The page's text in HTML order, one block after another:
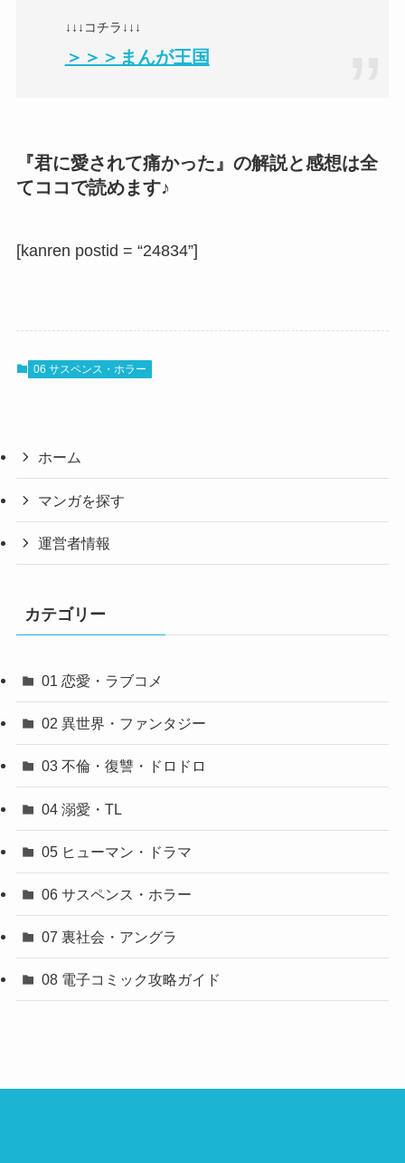
↓↓↓コチラ↓↓↓
＞＞＞まんが王国
『君に愛されて痛かった』の解説と感想は全
てココで読めます♪
[kanren postid = “24834”]
06 サスペンス・ホラー
ホーム
マンガを探す
運営者情報
カテゴリー
01 恋愛・ラブコメ
02 異世界・ファンタジー
03 不倫・復讐・ドロドロ
04 溺愛・TL
05 ヒューマン・ドラマ
06 サスペンス・ホラー
07 裏社会・アングラ
08 電子コミック攻略ガイド